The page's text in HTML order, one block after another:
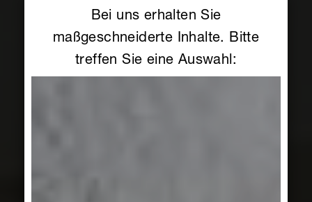
Bei uns erhalten Sie
maßgeschneiderte Inhalte. Bitte
treffen Sie eine Auswahl: